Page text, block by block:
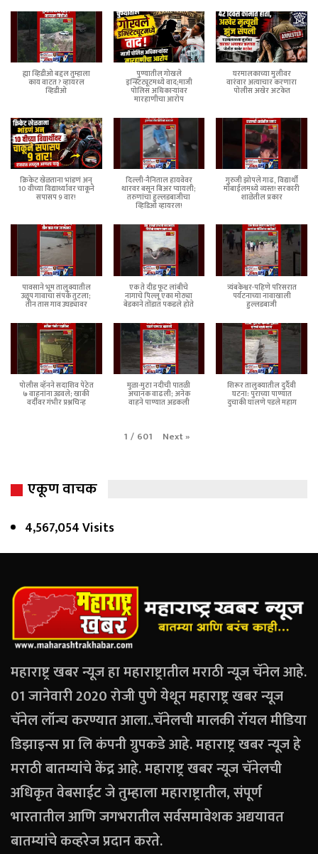
ह्या व्हिडीओ बद्दल तुम्हाला
काय वाटत ? व्हायरल
व्हिडीओ
पुण्यातील गोखले
इन्स्टिट्यूटमध्ये वाद;माजी
पोलिस अधिकाऱ्यांवर
मारहाणीचा आरोप
घरमालकाच्या मुलीवर
वारंवार अत्याचार करणारा
पोलीस अखेर अटकेत
क्रिकेट खेळताना भांडणं अन्
10 वीच्या विद्यार्थ्यावर चाकूने
सपासप 9 वार!
दिल्ली-नैनिताल हायवेवर
थारवर बसून बिअर प्यायली;
तरुणांचा हुल्लडबाजीचा
व्हिडिओ व्हायरल!
गुरुजी झोपले गाढ, विद्यार्थी
मोबाईलमध्ये व्यस्त! सरकारी
शाळेतील प्रकार
पावसाने भूम तालुक्यातील
उळूप गावाचा संपर्क तुटला;
तीन तास गाव उघड्यावर
एक ते दीड फूट लांबीचे
नागाचे पिल्लू एका मोठ्या
बेडकाने तोंडात पकडले होते
त्र्यंबकेश्वर-पहिणे परिसरात
पर्यटनाच्या नावाखाली
हुल्लडबाजी
पोलीस व्हॅनने सदाशिव पेठेत
७ वाहनांना उडवले; खाकी
वर्दीवर गंभीर प्रश्नचिन्ह
मुळा-मुठा नदीची पातळी
अचानक वाढली; अनेक
वाहने पाण्यात अडकली
शिरूर तालुक्यातील दुर्दैवी
घटना: पुराच्या पाण्यात
दुचाकी घालणे पडले महाग
1 / 601 Next»
एकूण वाचक
4,567,054 Visits
महाराष्ट्र खबर न्यूज हा महाराष्ट्रातील मराठी न्यूज चॅनेल आहे.
01 जानेवारी 2020 रोजी पुणे येथून महाराष्ट्र खबर न्यूज
चॅनेल लॉन्च करण्यात आला..चॅनेलची मालकी रॉयल मीडिया
डिझाइन्स प्रा लि कंपनी ग्रुपकडे आहे. महाराष्ट्र खबर न्यूज हे
मराठी बातम्यांचे केंद्र आहे. महाराष्ट्र खबर न्यूज चॅनेलची
अधिकृत वेबसाईट जे तुम्हाला महाराष्ट्रातील, संपूर्ण
भारतातील आणि जगभरातील सर्वसमावेशक अद्ययावत
बातम्यांचे कव्हरेज प्रदान करते.